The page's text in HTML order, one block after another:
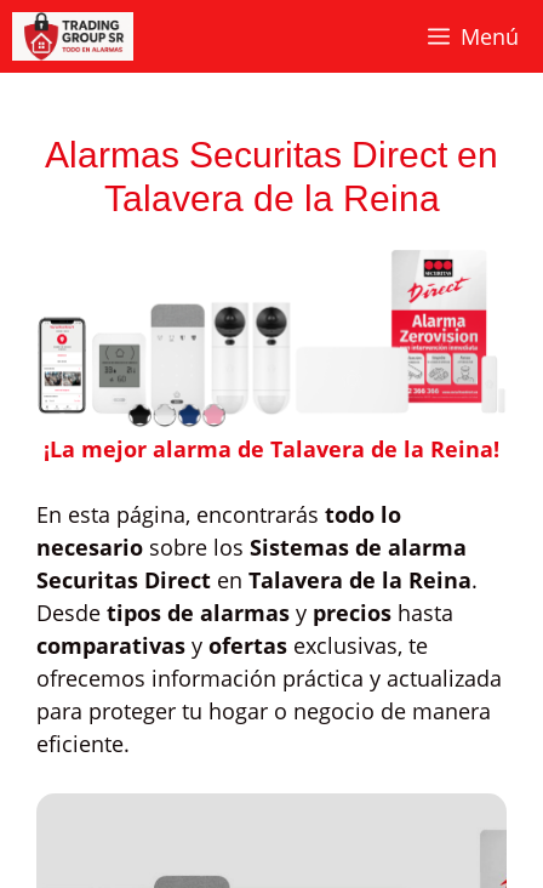
Saltar
contenido
Menú
Alarmas Securitas Direct en
Talavera de la Reina
¡La mejor alarma de Talavera de la Reina!
En esta página, encontrarás todo lo
necesario sobre los Sistemas de alarma
Securitas Direct en Talavera de la Reina.
Desde tipos de alarmas y precios hasta
comparativas y ofertas exclusivas, te
ofrecemos información práctica y actualizada
para proteger tu hogar o negocio de manera
eficiente.